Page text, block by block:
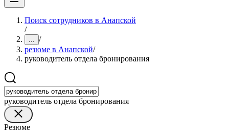
Поиск сотрудников в Анапской
/
... /
резюме в Анапской/
руководитель отдела бронирования
руководитель отдела бронирования
Резюме